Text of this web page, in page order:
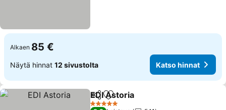
Alkaen 85 €
Näytä hinnat 12 sivustolta Katso hinnat
Jaa Lisää suosikkeihin
EDI Astoria
5 Tähtiluokitus